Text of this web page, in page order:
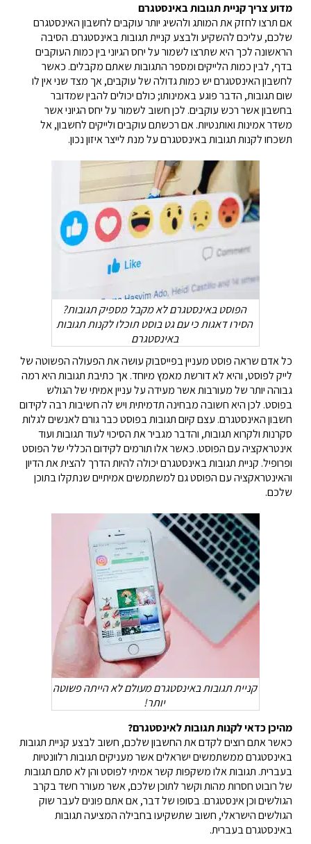
מדוע צריך קניית תגובות באינסטגרם
אם תרצו לחזק את המותג ולהשיג יותר עוקבים לחשבון האינסטגרם
שלכם, עליכם להשקיע ולבצע קניית תגובות באינסטגרם. הסיבה
הראשונה לכך היא שתרצו לשמור על יחס הגיוני בין כמות העוקבים
בדף, לבין כמות הלייקים ומספר התגובות שאתם מקבלים. כאשר
לחשבון האינסטגרם יש כמות גדולה של עוקבים, אך מצד שני אין לו
שום תגובות, הדבר פוגע באמינותו; כולם יכולים להבין שמדובר
בחשבון אשר רכש עוקבים. לכן חשוב לשמור על יחס הגיוני אשר
משדר אמינות ואותנטיות. אם רכשתם עוקבים ולייקים לחשבון, אל
תשכחו לקנות תגובות באינסטגרם על מנת לייצר איזון נכון.
הפוסט באינסטגרם לא מקבל מספיק תגובות?
הסירו דאגות כי עם גט בוסט תוכלו לקנות תגובות
באינסטגרם
כל אדם שראה פוסט מעניין בפייסבוק עושה את הפעולה הפשוטה של
לייק לפוסט, והיא לא דורשת מאמץ מיוחד. אך כתיבת תגובות היא רמה
גבוהה יותר של מעורבות אשר מעידה על עניין אמיתי של הגולש
בפוסט. לכן היא חשובה מבחינה תדמיתית ויש לה חשיבות רבה לקידום
חשבון האינסטגרם. עצם קיום תגובות בפוסט כבר גורם לאנשים לגלות
סקרנות ולקרוא תגובות, והדבר מגביר את הסיכוי לעוד תגובות ועוד
אינטראקציה עם הפוסט. כאשר אלו תורמים לקידום הכללי של הפוסט
ופרופיל. קניית תגובות באינסטגרם יכולה להיות הדרך להצית את הדיון
והאינטראקציה עם הפוסט גם למשתמשים אמיתיים שנתקלו בתוכן
שלכם.
קניית תגובות באינסטגרם מעולם לא הייתה פשוטה
יותר!
מהיכן כדאי לקנות תגובות לאינסטגרם?
כאשר אתם רוצים לקדם את החשבון שלכם, חשוב לבצע קניית תגובות
באינסטגרם ממשתמשים ישראלים אשר מעניקים תגובות רלוונטיות
בעברית. תגובות אלו משקפות קשר אמיתי לפוסט והן לא סתם תגובות
של רובוט חסרות מהות וקשר לתוכן שלכם, אשר מעורר חשד בקרב
הגולשים וכן אינסטגרם.בסופו של דבר,אם אתם פונים לעבר שוק
הגולשים הישראלי, חשוב שתשקיעו בחבילה המציעה תגובות
באינסטגרם בעברית.